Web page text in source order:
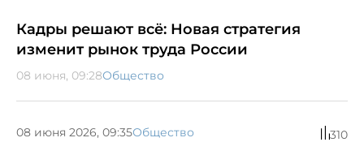
Кадры решают всё: Новая стратегия
изменит рынок труда России
08 июня, 09:28Общество
08 июня 2026, 09:35Общество 310